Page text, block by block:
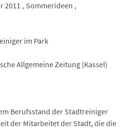
2011
Sommerideen
Zeitung begleitet Stadtreiniger im Park
Allgemeine Zeitung (Kassel)
Berufsstand der Stadtreiniger
der Mitarbeitet der Stadt, die die